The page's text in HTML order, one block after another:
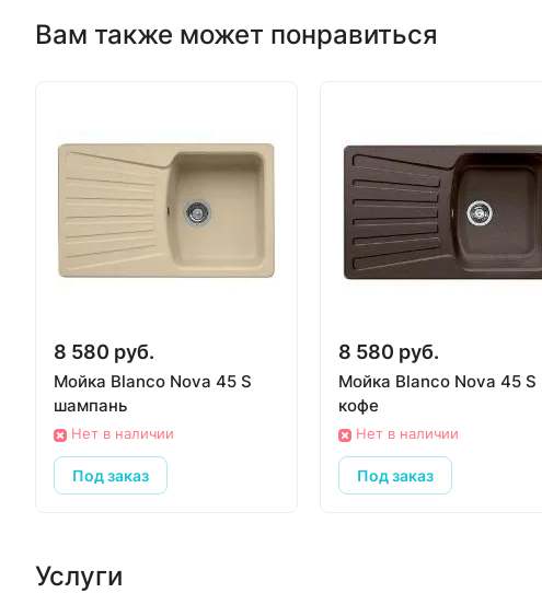
Вам также может понравиться
8 580 руб.
Мойка Blanco Nova 45 S
шампань
Нет в наличии
Под заказ
8 580 руб.
Мойка Blanco Nova 45 S
кофе
Нет в наличии
Под заказ
Услуги